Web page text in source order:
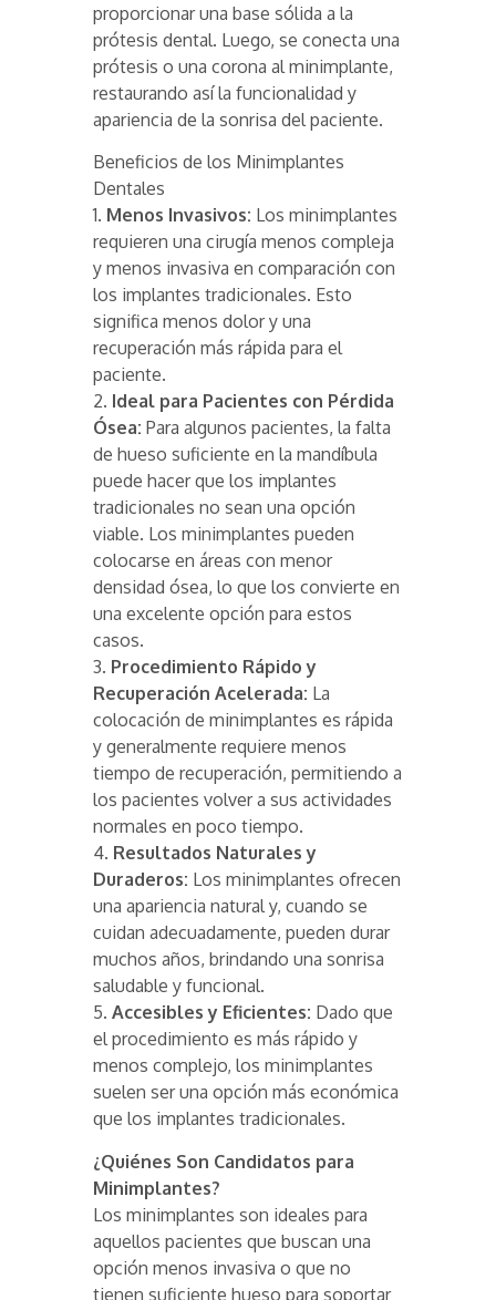
proporcionar una base sólida a la
prótesis dental. Luego, se conecta una
prótesis o una corona al minimplante,
restaurando así la funcionalidad y
apariencia de la sonrisa del paciente.
Beneficios de los Minimplantes
Dentales
1. Menos Invasivos: Los minimplantes
requieren una cirugía menos compleja
y menos invasiva en comparación con
los implantes tradicionales. Esto
significa menos dolor y una
recuperación más rápida para el
paciente.
2. Ideal para Pacientes con Pérdida
Ósea: Para algunos pacientes, la falta
de hueso suficiente en la mandíbula
puede hacer que los implantes
tradicionales no sean una opción
viable. Los minimplantes pueden
colocarse en áreas con menor
densidad ósea, lo que los convierte en
una excelente opción para estos
casos.
3. Procedimiento Rápido y
Recuperación Acelerada: La
colocación de minimplantes es rápida
y generalmente requiere menos
tiempo de recuperación, permitiendo a
los pacientes volver a sus actividades
normales en poco tiempo.
4. Resultados Naturales y
Duraderos: Los minimplantes ofrecen
una apariencia natural y, cuando se
cuidan adecuadamente, pueden durar
muchos años, brindando una sonrisa
saludable y funcional.
5. Accesibles y Eficientes: Dado que
el procedimiento es más rápido y
menos complejo, los minimplantes
suelen ser una opción más económica
que los implantes tradicionales.
¿Quiénes Son Candidatos para
Minimplantes?
Los minimplantes son ideales para
aquellos pacientes que buscan una
opción menos invasiva o que no
tienen suficiente hueso para soportar